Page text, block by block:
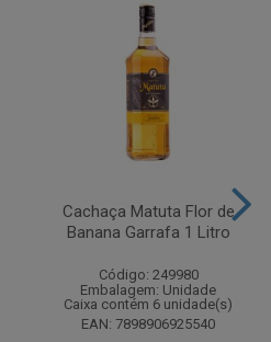
Cachaça Matuta Flor de
Banana Garrafa 1 Litro
Código: 249980
Embalagem: Unidade
Caixa contém 6 unidade(s)
EAN: 7898906925540